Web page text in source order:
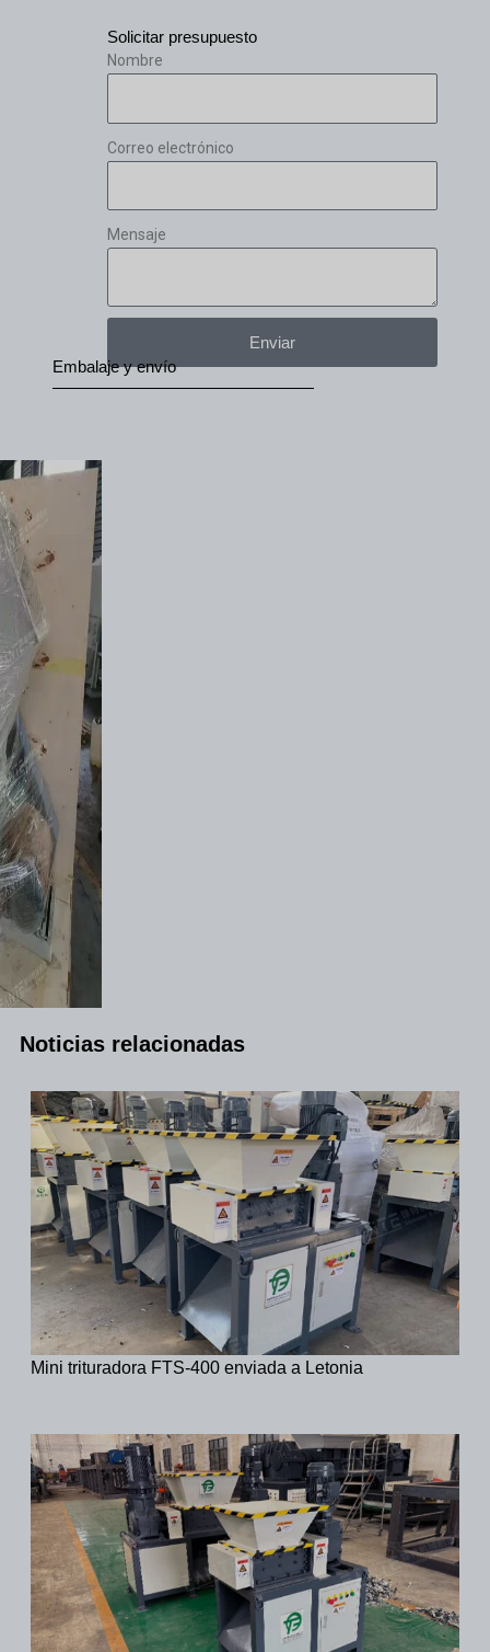
Solicitar presupuesto
Nombre
Correo electrónico
Mensaje
Enviar
Embalaje y envío
Noticias relacionadas
Mini trituradora FTS-400 enviada a Letonia